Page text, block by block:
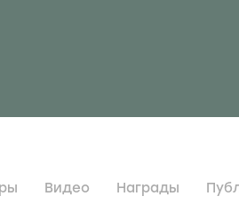
Видео Награды